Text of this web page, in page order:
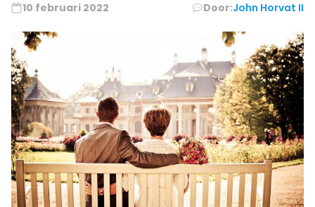
10 februari 2022 Door:John Horvat II